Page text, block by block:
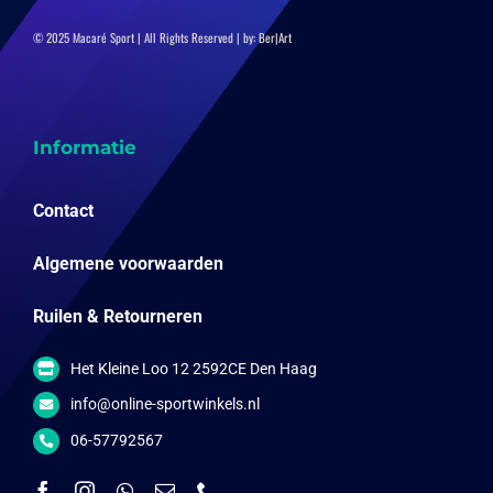
© 2025 Macaré Sport | All Rights Reserved | by:Ber|Art
Informatie
Contact
Algemene voorwaarden
Ruilen & Retourneren
Het Kleine Loo 12 2592CE Den Haag
info@online-sportwinkels.nl
06-57792567